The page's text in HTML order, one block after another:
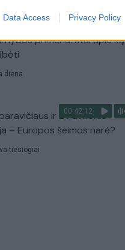
Data Access Privacy Policy
00:15:25
mokslo metams –
primena: štai apie ką
diena
00:42:12
ir Ž Pavilionio
– Europos šeimos narė?
tiesiogiai